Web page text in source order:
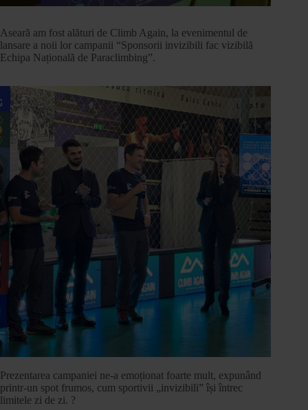
Aseară am fost alături de Climb Again, la evenimentul de
lansare a noii lor campanii “Sponsorii invizibili fac vizibilă
Echipa Națională de Paraclimbing”.
Prezentarea campaniei ne-a emoționat foarte mult, expunând
printr-un spot frumos, cum sportivii „invizibili” își întrec
limitele zi de zi. ?